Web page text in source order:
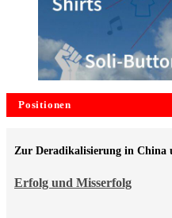
Positionen
Erfolg und Misserfolg
Zur Deradikalisierung in China